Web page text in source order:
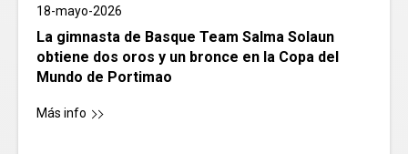
18-mayo-2026
La gimnasta de Basque Team Salma Solaun
obtiene dos oros y un bronce en la Copa del
Mundo de Portimao
Más info